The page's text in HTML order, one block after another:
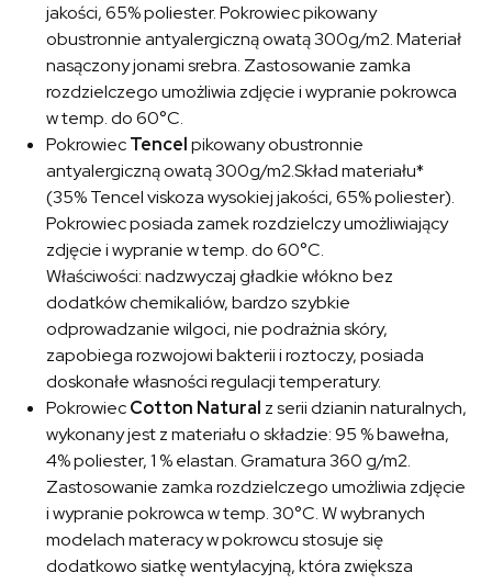
jakości, 65% poliester. Pokrowiec pikowany
obustronnie antyalergiczną owatą 300g/m2. Materiał
nasączony jonami srebra. Zastosowanie zamka
rozdzielczego umożliwia zdjęcie i wypranie pokrowca
w temp. do 60°C.
PokrowiecTencelpikowany obustronnie
antyalergiczną owatą 300g/m2.Skład materiału*
(35% Tencel viskoza wysokiej jakości, 65% poliester).
Pokrowiec posiada zamek rozdzielczy umożliwiający
zdjęcie i wypranie w temp. do 60°C.
Właściwości: nadzwyczaj gładkie włókno bez
dodatków chemikaliów, bardzo szybkie
odprowadzanie wilgoci, nie podrażnia skóry,
zapobiega rozwojowi bakterii i roztoczy, posiada
doskonałe własności regulacji temperatury.
PokrowiecCotton Natural z serii dzianin naturalnych,
wykonany jest z materiału o składzie: 95 % bawełna,
4% poliester, 1 % elastan. Gramatura 360 g/m2.
Zastosowanie zamka rozdzielczego umożliwia zdjęcie
i wypranie pokrowca w temp. 30°C. W wybranych
modelach materacy w pokrowcu stosuje się
dodatkowo siatkę wentylacyjną, która zwiększa